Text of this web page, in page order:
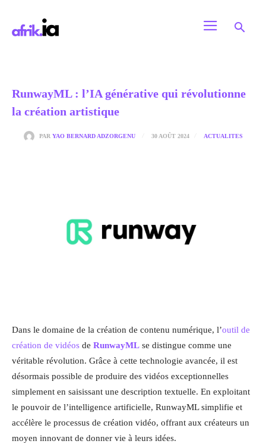
RunwayML : l’IA générative qui révolutionne
la création artistique
PAR YAO BERNARD ADZORGENU 30 AOÛT 2024 ACTUALITES
Dans le domaine de la création de contenu numérique, l’outil de
création de vidéos de RunwayML se distingue comme une
véritable révolution. Grâce à cette technologie avancée, il est
désormais possible de produire des vidéos exceptionnelles
simplement en saisissant une description textuelle. En exploitant
le pouvoir de l’intelligence artificielle, RunwayML simplifie et
accélère le processus de création vidéo, offrant aux créateurs un
moyen innovant de donner vie à leurs idées.